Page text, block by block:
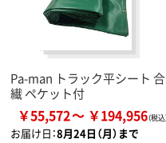
Pa-man トラック平シート 合
繊 ペケット付
￥55,572 ￥194,956
お届け日：8月24日（月）まで